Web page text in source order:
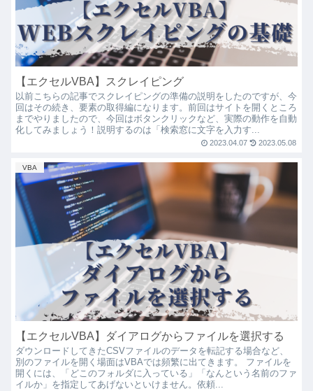
【エクセルVBA】スクレイピング
以前こちらの記事でスクレイピングの準備の説明をしたのですが、今
回はその続き、要素の取得編になります。前回はサイトを開くところ
までやりましたので、今回はボタンクリックなど、実際の動作を自動
化してみましょう！説明するのは「検索窓に文字を入力す...
2023.04.07 2023.05.08
VBA
【エクセルVBA】ダイアログからファイルを選択する
ダウンロードしてきたCSVファイルのデータを転記する場合など、
別のファイルを開く場面はVBAでは頻繁に出てきます。 ファイルを
開くには、「どこのフォルダに入っている」「なんという名前のファ
イルか」を指定してあげないといけません。依頼...